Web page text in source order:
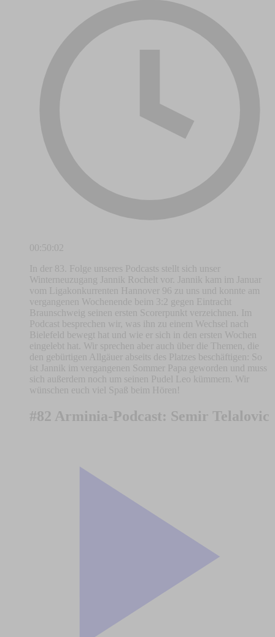
00:50:02
In der 83. Folge unseres Podcasts stellt sich unser
Winterneuzugang Jannik Rochelt vor. Jannik kam im Januar
vom Ligakonkurrenten Hannover 96 zu uns und konnte am
vergangenen Wochenende beim 3:2 gegen Eintracht
Braunschweig seinen ersten Scorerpunkt verzeichnen. Im
Podcast besprechen wir, was ihn zu einem Wechsel nach
Bielefeld bewegt hat und wie er sich in den ersten Wochen
eingelebt hat. Wir sprechen aber auch über die Themen, die
den gebürtigen Allgäuer abseits des Platzes beschäftigen: So
ist Jannik im vergangenen Sommer Papa geworden und muss
sich außerdem noch um seinen Pudel Leo kümmern. Wir
wünschen euch viel Spaß beim Hören!
#82 Arminia-Podcast: Semir Telalovic